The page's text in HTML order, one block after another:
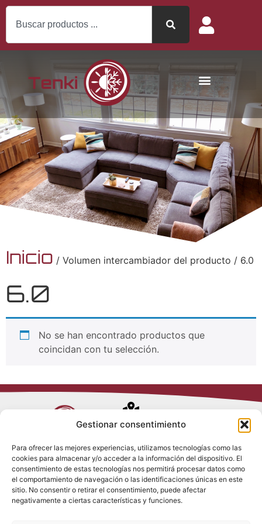
Gestionar consentimiento
Para ofrecer las mejores experiencias, utilizamos tecnologías como las
cookies para almacenar y/o acceder a la información del dispositivo. El
consentimiento de estas tecnologías nos permitirá procesar datos como
el comportamiento de navegación o las identificaciones únicas en este
sitio. No consentir o retirar el consentimiento, puede afectar
negativamente a ciertas características y funciones.
Inicio / Volumen intercambiador del producto / 6.0
6.0
No se han encontrado productos que
coincidan con tu selección.
Avenida de
28017 Madrid
(España)
(+34) 910 917
Política de
Privacidad
Política de
Cookies